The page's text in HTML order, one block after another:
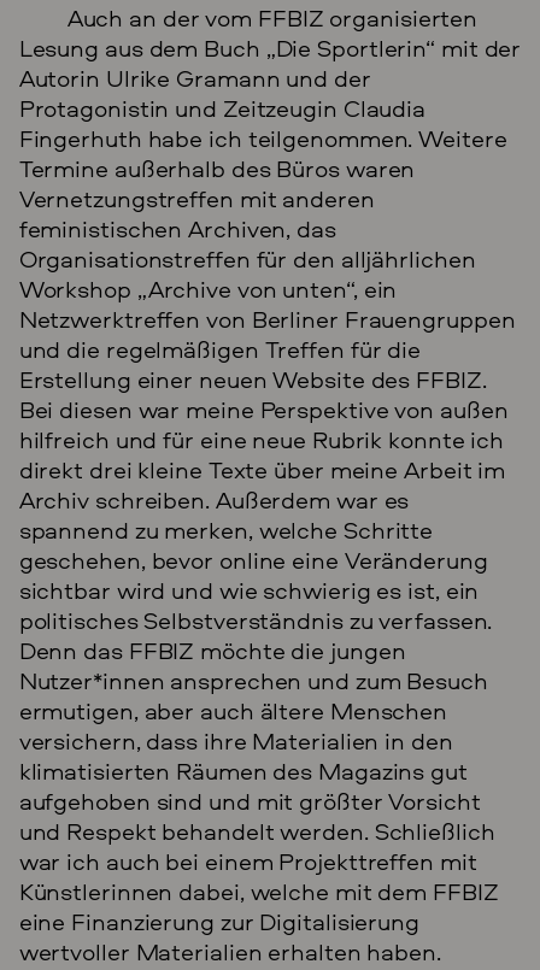
Auch an der vom FFBIZ organisierten
Lesung aus dem Buch „Die Sportlerin“ mit der
Autorin Ulrike Gramann und der
Protagonistin und Zeitzeugin Claudia
Fingerhuth habe ich teilgenommen. Weitere
Termine außerhalb des Büros waren
Vernetzungstreffen mit anderen
feministischen Archiven, das
Organisationstreffen für den alljährlichen
Workshop „Archive von unten“, ein
Netzwerktreffen von Berliner Frauengruppen
und die regelmäßigen Treffen für die
Erstellung einer neuen Website des FFBIZ.
Bei diesen war meine Perspektive von außen
hilfreich und für eine neue Rubrik konnte ich
direkt drei kleine Texte über meine Arbeit im
Archiv schreiben. Außerdem war es
spannend zu merken, welche Schritte
geschehen, bevor online eine Veränderung
sichtbar wird und wie schwierig es ist, ein
politisches Selbstverständnis zu verfassen.
Denn das FFBIZ möchte die jungen
Nutzer*innen ansprechen und zum Besuch
ermutigen, aber auch ältere Menschen
versichern, dass ihre Materialien in den
klimatisierten Räumen des Magazins gut
aufgehoben sind und mit größter Vorsicht
und Respekt behandelt werden. Schließlich
war ich auch bei einem Projekttreffen mit
Künstlerinnen dabei, welche mit dem FFBIZ
eine Finanzierung zur Digitalisierung
wertvoller Materialien erhalten haben.